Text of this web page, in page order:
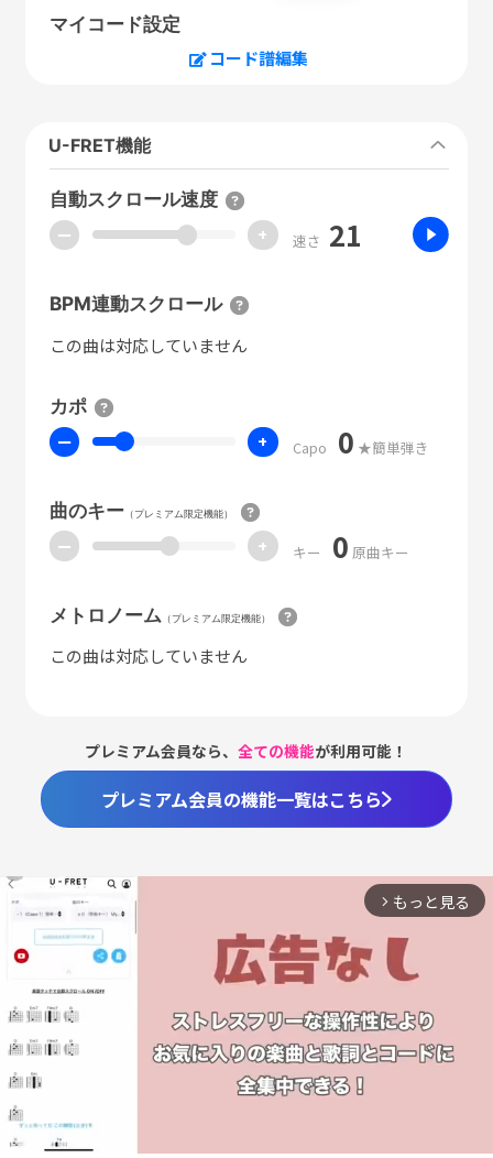
マイコード設定
コード譜編集
U-FRET機能
自動スクロール速度
ー + 速さ 21
BPM連動スクロール
この曲は対応していません
カポ
ー + Capo 0 ★簡単弾き
曲のキー（プレミアム限定機能）
ー + キー 0 原曲キー
メトロノーム （プレミアム限定機能）
この曲は対応していません
プレミアム会員なら、全ての機能が利用可能！
プレミアム会員の機能一覧はこちら
arrow_forward_ios もっと見る